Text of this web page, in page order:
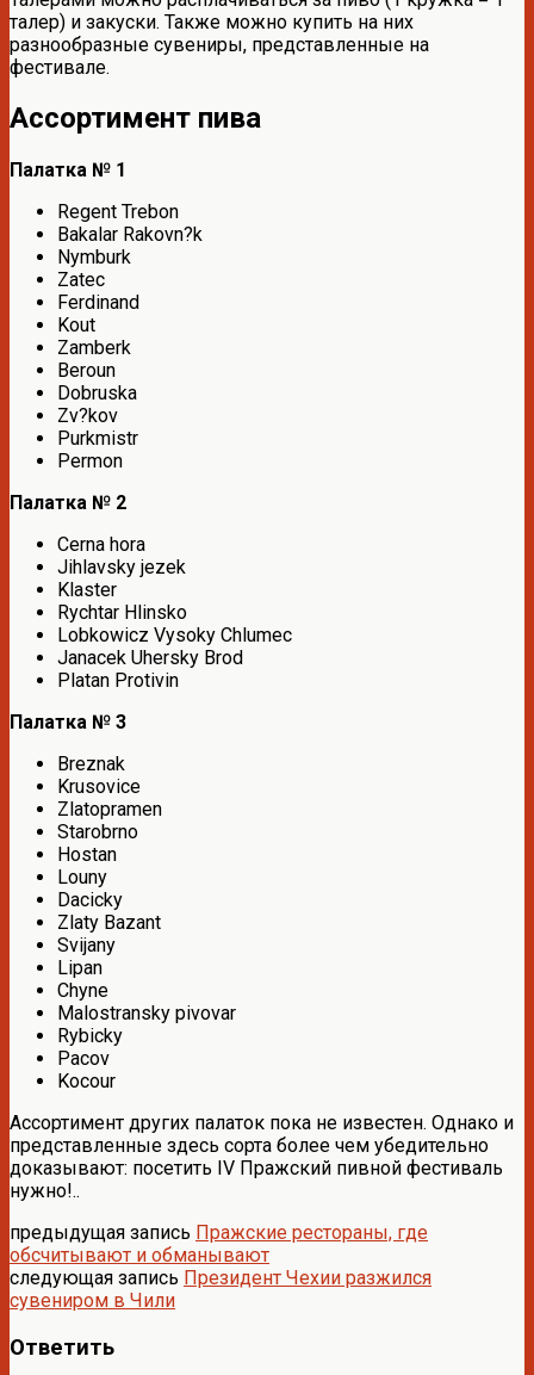
талер) и закуски. Также можно купить на них
разнообразные сувениры, представленные на
фестивале.
Ассортимент пива
Палатка № 1
Regent Trebon
Bakalar Rakovn?k
Nymburk
Zatec
Ferdinand
Kout
Zamberk
Beroun
Dobruska
Zv?kov
Purkmistr
Permon
Палатка № 2
Cerna hora
Jihlavsky jezek
Klaster
Rychtar Hlinsko
Lobkowicz Vysoky Chlumec
Janacek Uhersky Brod
Platan Protivin
Палатка № 3
Breznak
Krusovice
Zlatopramen
Starobrno
Hostan
Louny
Dacicky
Zlaty Bazant
Svijany
Lipan
Chyne
Malostransky pivovar
Rybicky
Pacov
Kocour
Ассортимент других палаток пока не известен. Однако и
представленные здесь сорта более чем убедительно
доказывают: посетить IV Пражский пивной фестиваль
нужно!..
предыдущая запись Пражские рестораны, где
обсчитывают и обманывают
следующая запись Президент Чехии разжился
сувениром в Чили
Ответить